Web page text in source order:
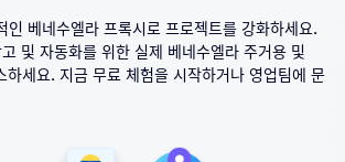
베네수엘라 프록시로 프로젝트를 강화하세요.
및 자동화를 위한 실제 베네수엘라 주거용 및
세요. 지금 무료 체험을 시작하거나 영업팀에 문